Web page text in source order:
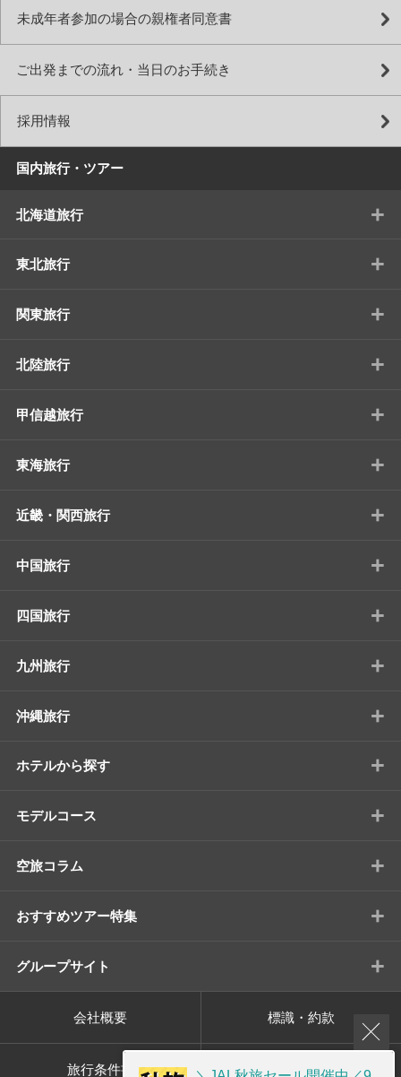
未成年者参加の場合の親権者同意書
ご出発までの流れ・当日のお手続き
採用情報
国内旅行・ツアー
北海道旅行 +
東北旅行 +
関東旅行 +
北陸旅行 +
甲信越旅行 +
東海旅行 +
近畿・関西旅行 +
中国旅行 +
四国旅行 +
九州旅行 +
沖縄旅行 +
ホテルから探す +
モデルコース +
空旅コラム +
おすすめツアー特集 +
グループサイト +
会社概要 標識・約款
旅行条件書 プライバシーポリシー